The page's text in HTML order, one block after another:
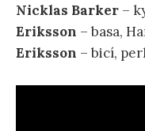
Nicklas Barker –
Eriksson – basa,
Eriksson – bicí,